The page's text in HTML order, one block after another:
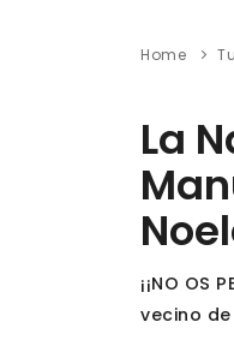
Home
La
¡¡NO OS
vecino